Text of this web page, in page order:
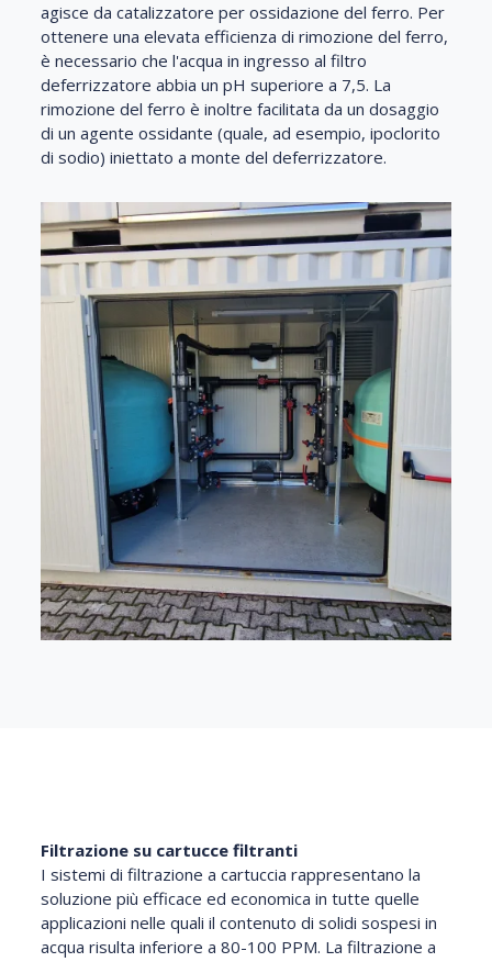
agisce da catalizzatore per ossidazione del ferro. Per
ottenere una elevata efficienza di rimozione del ferro,
è necessario che l'acqua in ingresso al filtro
deferrizzatore abbia un pH superiore a 7,5. La
rimozione del ferro è inoltre facilitata da un dosaggio
di un agente ossidante (quale, ad esempio, ipoclorito
di sodio) iniettato a monte del deferrizzatore.
Filtrazione su cartucce filtranti
I sistemi di filtrazione a cartuccia rappresentano la
soluzione più efficace ed economica in tutte quelle
applicazioni nelle quali il contenuto di solidi sospesi in
acqua risulta inferiore a 80-100 PPM. La filtrazione a